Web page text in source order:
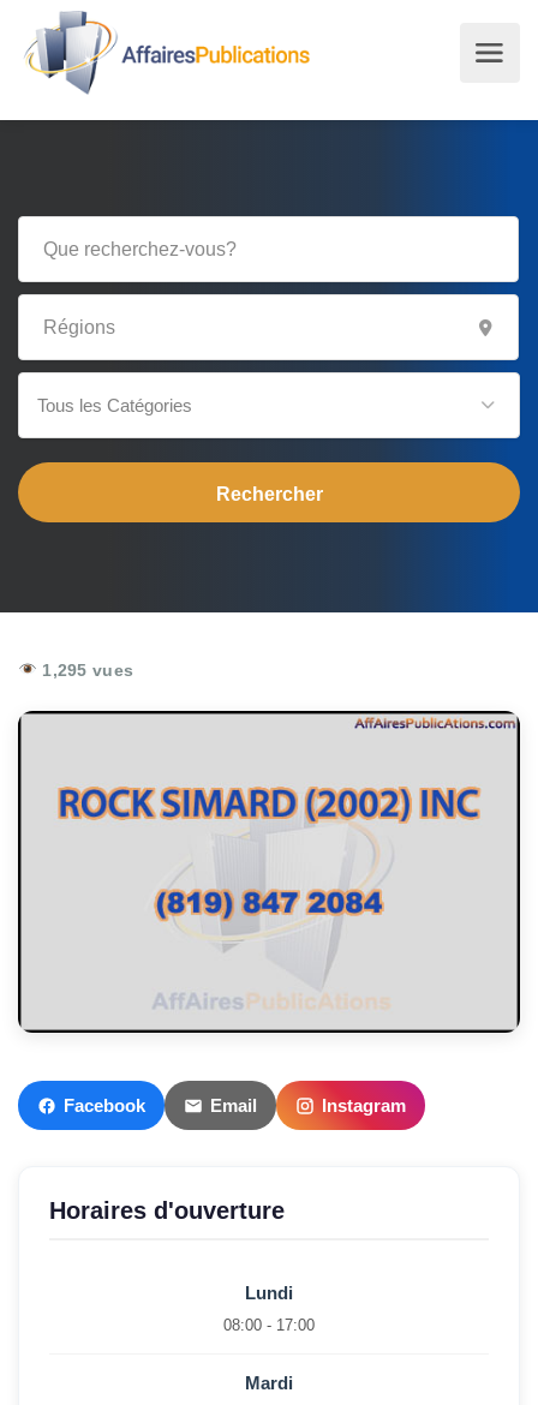
Tous les Catégories
1,295 vues
Facebook Email Instagram
Horaires d'ouverture
Lundi
08:00 - 17:00
Mardi